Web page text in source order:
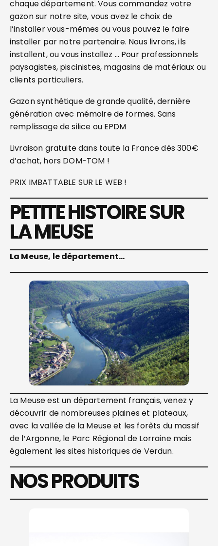
chaque département. Vous commandez votre
gazon sur notre site, vous avez le choix de
l’installer vous-mêmes ou vous pouvez le faire
installer par notre partenaire. Nous livrons, ils
installent, ou vous installez … Pour professionnels
paysagistes, piscinistes, magasins de matériaux ou
clients particuliers.
Gazon synthétique de grande qualité, dernière
génération avec mémoire de formes. Sans
remplissage de silice ou EPDM
Livraison gratuite dans toute la France dès 300€
d’achat, hors DOM-TOM !
PRIX IMBATTABLE SUR LE WEB !
PETITE HISTOIRE SUR
LA MEUSE
La Meuse, le département…
La Meuse est un département français, venez y
découvrir de nombreuses plaines et plateaux,
avec la vallée de la Meuse et les forêts du massif
de l’Argonne, le Parc Régional de Lorraine mais
également les sites historiques de Verdun.
NOS PRODUITS